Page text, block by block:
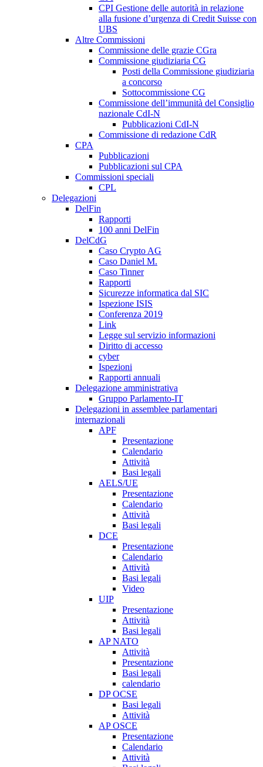
CPI Gestione delle autorità in relazione
alla fusione d’urgenza di Credit Suisse con
UBS
Altre Commissioni
Commissione delle grazie CGra
Commissione giudiziaria CG
Posti della Commissione giudiziaria
a concorso
Sottocommissione CG
Commissione dell’immunità del Consiglio
nazionale CdI-N
Pubblicazioni CdI-N
Commissione di redazione CdR
CPA
Pubblicazioni
Pubblicazioni sul CPA
Commissioni speciali
CPL
Delegazioni
DelFin
Rapporti
100 anni DelFin
DelCdG
Caso Crypto AG
Caso Daniel M.
Caso Tinner
Rapporti
Sicurezze informatica dal SIC
Ispezione ISIS
Conferenza 2019
Link
Legge sul servizio informazioni
Diritto di accesso
cyber
Ispezioni
Rapporti annuali
Delegazione amministrativa
Gruppo Parlamento-IT
Delegazioni in assemblee parlamentari
internazionali
APF
Presentazione
Calendario
Attività
Basi legali
AELS/UE
Presentazione
Calendario
Attività
Basi legali
DCE
Presentazione
Calendario
Attività
Basi legali
Video
UIP
Presentazione
Attività
Basi legali
AP NATO
Attività
Presentazione
Basi legali
calendario
DP OCSE
Basi legali
Attività
AP OSCE
Presentazione
Calendario
Attività